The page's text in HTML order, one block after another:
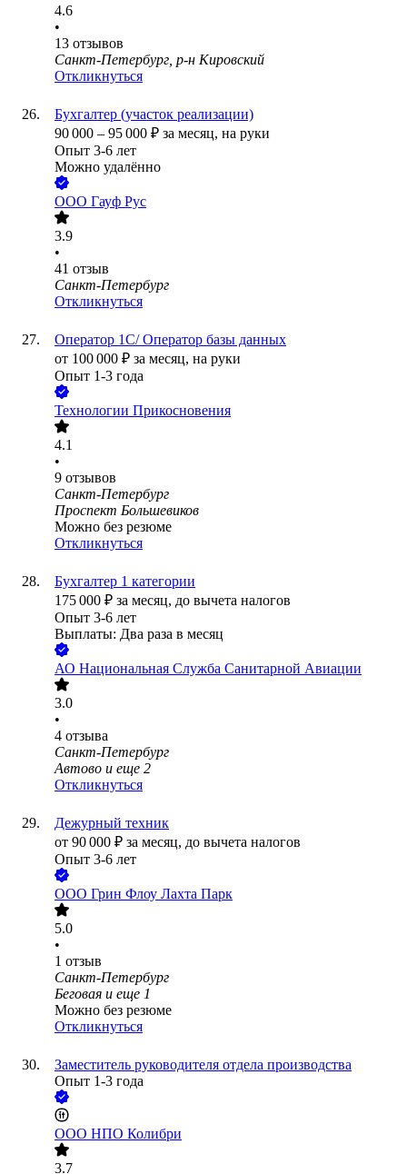
4.6
•
13 отзывов
Санкт-Петербург, р-н Кировский
Откликнуться
Бухгалтер (участок реализации)
90 000 – 95 000 ₽ за месяц, на руки
Опыт 3-6 лет
Можно удалённо
ООО Гауф Рус
3.9
•
41 отзыв
Санкт-Петербург
Откликнуться
Оператор 1С/ Оператор базы данных
от 100 000 ₽ за месяц, на руки
Опыт 1-3 года
Технологии Прикосновения
4.1
•
9 отзывов
Санкт-Петербург
Проспект Большевиков
Можно без резюме
Откликнуться
Бухгалтер 1 категории
175 000 ₽ за месяц, до вычета налогов
Опыт 3-6 лет
Выплаты: Два раза в месяц
АО Национальная Служба Санитарной Авиации
3.0
•
4 отзыва
Санкт-Петербург
Автово и еще 2
Откликнуться
Дежурный техник
от 90 000 ₽ за месяц, до вычета налогов
Опыт 3-6 лет
ООО Грин Флоу Лахта Парк
5.0
•
1 отзыв
Санкт-Петербург
Беговая и еще 1
Можно без резюме
Откликнуться
Заместитель руководителя отдела производства
Опыт 1-3 года
ООО НПО Колибри
3.7